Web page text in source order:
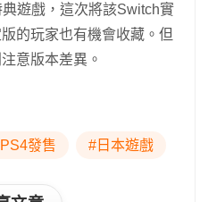
遊戲，這次將該Switch實
的玩家也有機會收藏。但
意版本差異。
發售 #日本遊戲